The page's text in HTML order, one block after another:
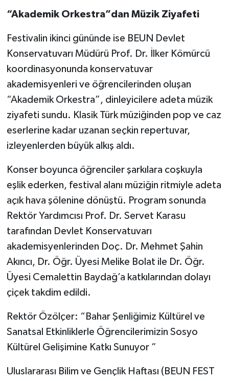
“Akademik Orkestra”dan Müzik Ziyafeti
Festivalin ikinci gününde ise BEUN Devlet
Konservatuvarı Müdürü Prof. Dr. İlker Kömürcü
koordinasyonunda konservatuvar
akademisyenleri ve öğrencilerinden oluşan
“Akademik Orkestra”, dinleyicilere adeta müzik
ziyafeti sundu. Klasik Türk müziğinden pop ve caz
eserlerine kadar uzanan seçkin repertuvar,
izleyenlerden büyük alkış aldı.
Konser boyunca öğrenciler şarkılara coşkuyla
eşlik ederken, festival alanı müziğin ritmiyle adeta
açık hava şölenine dönüştü. Program sonunda
Rektör Yardımcısı Prof. Dr. Servet Karasu
tarafından Devlet Konservatuvarı
akademisyenlerinden Doç. Dr. Mehmet Şahin
Akıncı, Dr. Öğr. Üyesi Melike Bolat ile Dr. Öğr.
Üyesi Cemalettin Baydağ’a katkılarından dolayı
çiçek takdim edildi.
Rektör Özölçer: “Bahar Şenliğimiz Kültürel ve
Sanatsal Etkinliklerle Öğrencilerimizin Sosyo
Kültürel Gelişimine Katkı Sunuyor ”
Uluslararası Bilim ve Gençlik Haftası (BEUN FEST